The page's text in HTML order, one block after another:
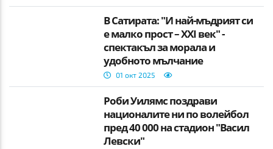
В Сатирата: "И най-мъдрият си
е малко прост – XXI век" -
спектакъл за морала и
удобното мълчание
01 окт 2025
Роби Уилямс поздрави
националите ни по волейбол
пред 40 000 на стадион "Васил
Левски"